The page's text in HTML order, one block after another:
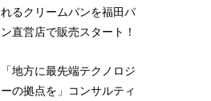
れるクリームパンを福田パ
ン直営店で販売スタート！
「地方に最先端テクノロジ
ーの拠点を」コンサルティ